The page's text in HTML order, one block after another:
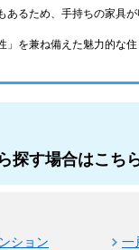
るため、手持ちの家具
を兼ね備えた魅力的な
探す場合はこち
ション 一